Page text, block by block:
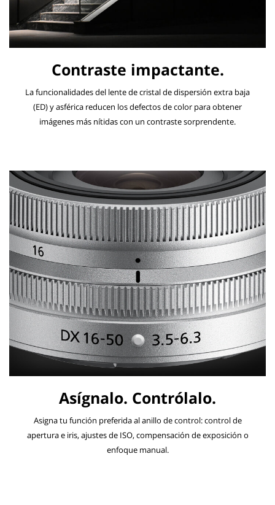
Contraste impactante.
La funcionalidades del lente de cristal de dispersión extra baja
(ED) y asférica reducen los defectos de color para obtener
imágenes más nítidas con un contraste sorprendente.
Asígnalo. Contrólalo.
Asigna tu función preferida al anillo de control: control de
apertura e iris, ajustes de ISO, compensación de exposición o
enfoque manual.